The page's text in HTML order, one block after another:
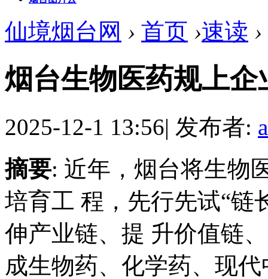
仙境烟台网 › 首页 ›速读 ›
烟台生物医药规上企
2025-12-1 13:56| 发布者:
摘要: 近年，烟台将生物
培育工 程，先行先试“链
伸产业链、提 升价值链
成生物药、化学药、现